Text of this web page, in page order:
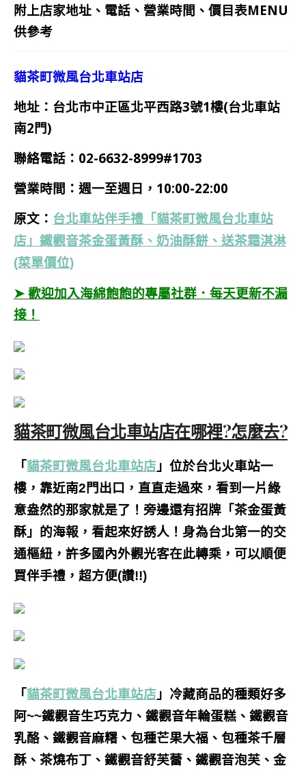
附上店家地址、電話、營業時間、價目表MENU
供參考
貓茶町微風台北車站店
地址：台北市中正區北平西路3號1樓(台北車站
南2門)
聯絡電話：02-6632-8999#1703
營業時間：週一至週日，10:00-22:00
原文： 台北車站伴手禮「貓茶町微風台北車站
店」鐵觀音茶金蛋黃酥、奶油酥餅、送茶霜淇淋
(菜單價位)
➤ 歡迎加入海綿飽飽的專屬社群．每天更新不漏
接！
貓茶町微風台北車站店在哪裡?怎麼去?
「貓茶町微風台北車站店 」位於台北火車站一
樓，靠近南2門出口，直直走過來，看到一片綠
意盎然的那家就是了！旁邊還有招牌「茶金蛋黃
酥」的海報，看起來好誘人！身為台北第一的交
通樞紐，許多國內外觀光客在此轉乘，可以順便
買伴手禮，超方便(讚!!)
「貓茶町微風台北車站店 」冷藏商品的種類好多
阿~~鐵觀音生巧克力、鐵觀音年輪蛋糕、鐵觀音
乳酪、鐵觀音麻糬、包種芒果大福、包種茶千層
酥、茶燒布丁、鐵觀音舒芙蕾、鐵觀音泡芙、金